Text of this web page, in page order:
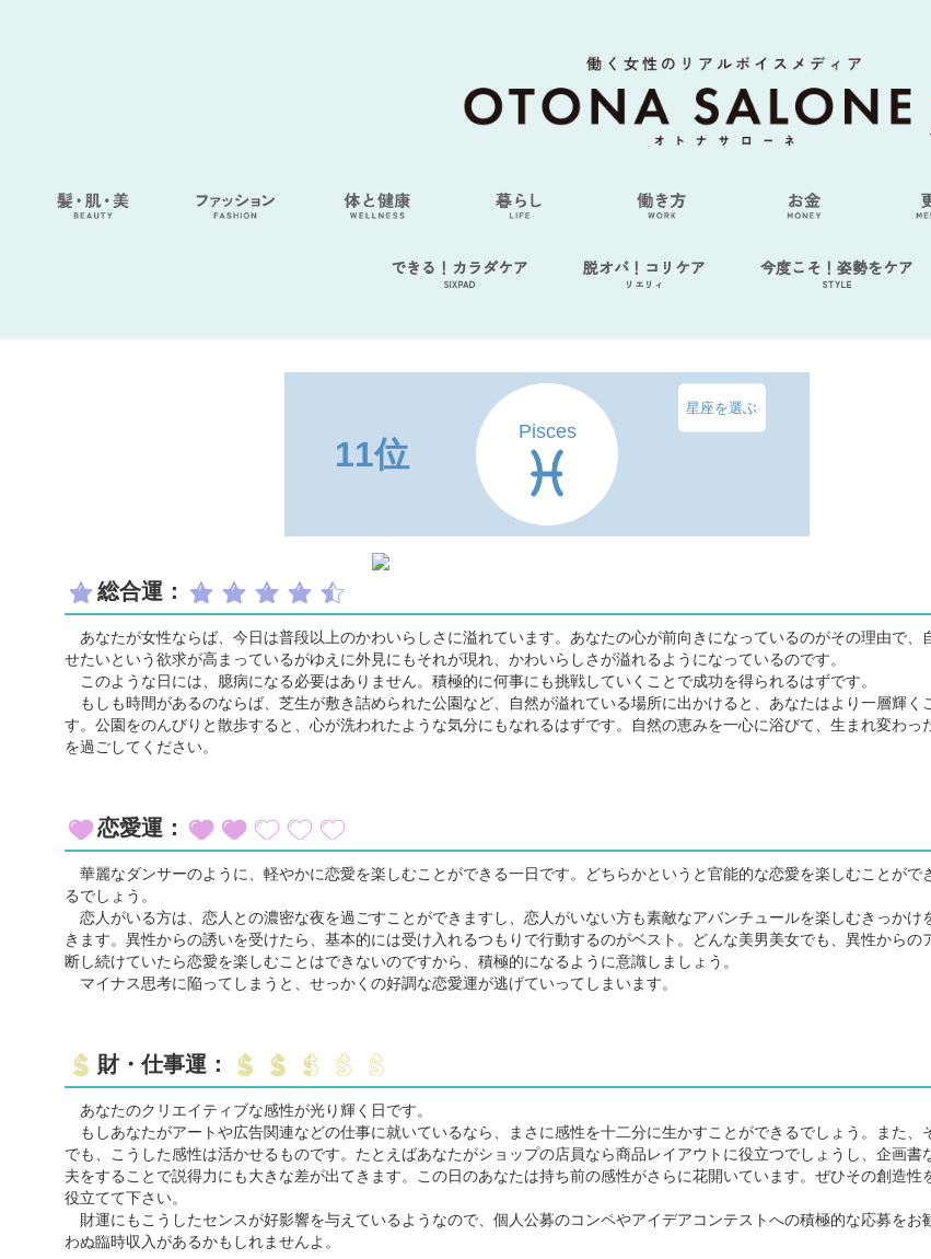
できる！カラダケア
SIXPAD
脱オバ！コリケア
リエリィ
今度こそ！姿勢をケア
STYLE
11位
Pisces
星座を選ぶ
総合運：
あなたが女性ならば、今日は普段以上のかわいらしさに溢れています。あなたの心が前向きになっているのがその理由で、
せたいという欲求が高まっているがゆえに外見にもそれが現れ、かわいらしさが溢れるようになっているのです。
このような日には、臆病になる必要はありません。積極的に何事にも挑戦していくことで成功を得られるはずです。
もしも時間があるのならば、芝生が敷き詰められた公園など、自然が溢れている場所に出かけると、あなたはより一層輝く
す。公園をのんびりと散歩すると、心が洗われたような気分にもなれるはずです。自然の恵みを一心に浴びて、生まれ変わっ
を過ごしてください。
恋愛運：
華麗なダンサーのように、軽やかに恋愛を楽しむことができる一日です。どちらかというと官能的な恋愛を楽しむことがで
るでしょう。
恋人がいる方は、恋人との濃密な夜を過ごすことができますし、恋人がいない方も素敵なアバンチュールを楽しむきっかけ
きます。異性からの誘いを受けたら、基本的には受け入れるつもりで行動するのがベスト。どんな美男美女でも、異性からの
断し続けていたら恋愛を楽しむことはできないのですから、積極的になるように意識しましょう。
マイナス思考に陥ってしまうと、せっかくの好調な恋愛運が逃げていってしまいます。
財・仕事運：
あなたのクリエイティブな感性が光り輝く日です。
もしあなたがアートや広告関連などの仕事に就いているなら、まさに感性を十二分に生かすことができるでしょう。また、
でも、こうした感性は活かせるものです。たとえばあなたがショップの店員なら商品レイアウトに役立つでしょうし、企画書
夫をすることで説得力にも大きな差が出てきます。この日のあなたは持ち前の感性がさらに花開いています。ぜひその創造性
役立てて下さい。
財運にもこうしたセンスが好影響を与えているようなので、個人公募のコンペやアイデアコンテストへの積極的な応募をお
わぬ臨時収入があるかもしれませんよ。